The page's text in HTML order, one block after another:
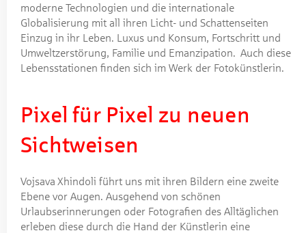
moderne Technologien und die internationale
Globalisierung mit all ihren Licht- und Schattenseiten
Einzug in ihr Leben. Luxus und Konsum, Fortschritt und
Umweltzerstörung, Familie und Emanzipation. Auch diese
Lebensstationen finden sich im Werk der Fotokünstlerin.
Pixel für Pixel zu neuen
Sichtweisen
Vojsava Xhindoli führt uns mit ihren Bildern eine zweite
Ebene vor Augen. Ausgehend von schönen
Urlaubserinnerungen oder Fotografien des Alltäglichen
erleben diese durch die Hand der Künstlerin eine